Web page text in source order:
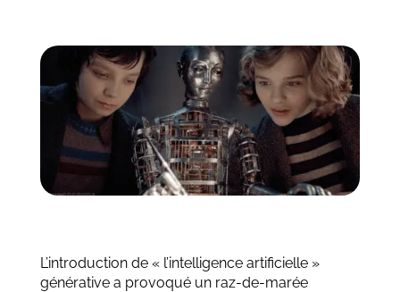
L’introduction de « l’intelligence artificielle »
générative a provoqué un raz-de-marée